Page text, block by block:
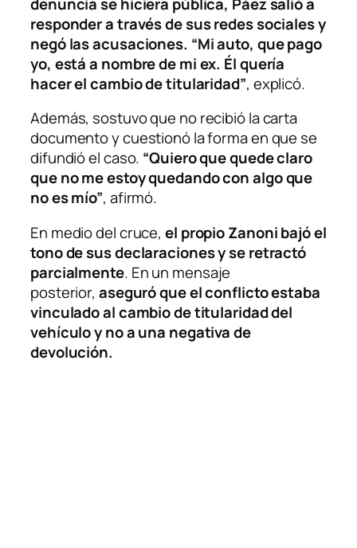
responder a través de sus redes sociales y
negó las acusaciones. “Mi auto, que pago
yo, está a nombre de mi ex. Él quería
hacer el cambio de titularidad”, explicó.
Además, sostuvo que no recibió la carta
documento y cuestionó la forma en que se
difundió el caso. “Quiero que quede claro
que no me estoy quedando con algo que
no es mío”, afirmó.
En medio del cruce, el propio Zanoni bajó el
tono de sus declaraciones y se retractó
parcialmente. En un mensaje
posterior, aseguró que el conflicto estaba
vinculado al cambio de titularidad del
vehículo y no a una negativa de
devolución.